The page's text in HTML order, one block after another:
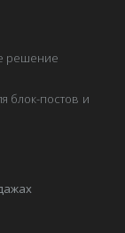
решение
блок-постов и